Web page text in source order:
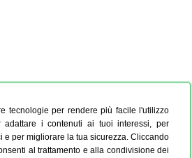
tecnologie per rendere più facile l'utilizzo
i contenuti ai tuoi interessi, per
e per migliorare la tua sicurezza. Cliccando
al trattamento e alla condivisione dei